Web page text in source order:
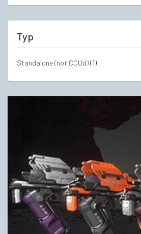
Typ
Standalone (not CCUd)(1)